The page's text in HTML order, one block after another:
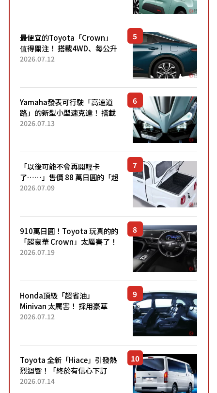
最便宜的Toyota「Crown」
值得關注！ 搭載4WD、每公升
22.4公里低油耗表現超亮眼！
2026.07.12
Yamaha發表可行駛「高速道
路」的新型小型速克達！ 搭載
能享受超強勁「渦輪感」的動
2026.07.13
「以後可能不會再開輕卡
了……」售價 88 萬日圓的「超
迷你輕型貨車」引發兩極評
了！...
2026.07.09
910萬日圓！Toyota 玩真的的
「超豪華 Crown」太厲害了！
採用由「匠人技藝」打造的
2026.07.19
Honda頂級「超省油」
Minivan 太厲害！ 採用豪華
「真皮座椅」與專屬「黑色內
「三...
2026.07.12
Toyota 全新「Hiace」引發熱
烈迴響！「終於有信心下訂
了！」「哪個等級交車最
2026.07.14